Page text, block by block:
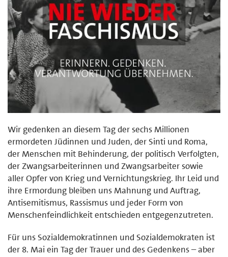
Wir gedenken an diesem Tag der sechs Millionen
ermordeten Jüdinnen und Juden, der Sinti und Roma,
der Menschen mit Behinderung, der politisch Verfolgten,
der Zwangsarbeiterinnen und Zwangsarbeiter sowie
aller Opfer von Krieg und Vernichtungskrieg. Ihr Leid und
ihre Ermordung bleiben uns Mahnung und Auftrag,
Antisemitismus, Rassismus und jeder Form von
Menschenfeindlichkeit entschieden entgegenzutreten.
Für uns Sozialdemokratinnen und Sozialdemokraten ist
der 8. Mai ein Tag der Trauer und des Gedenkens – aber